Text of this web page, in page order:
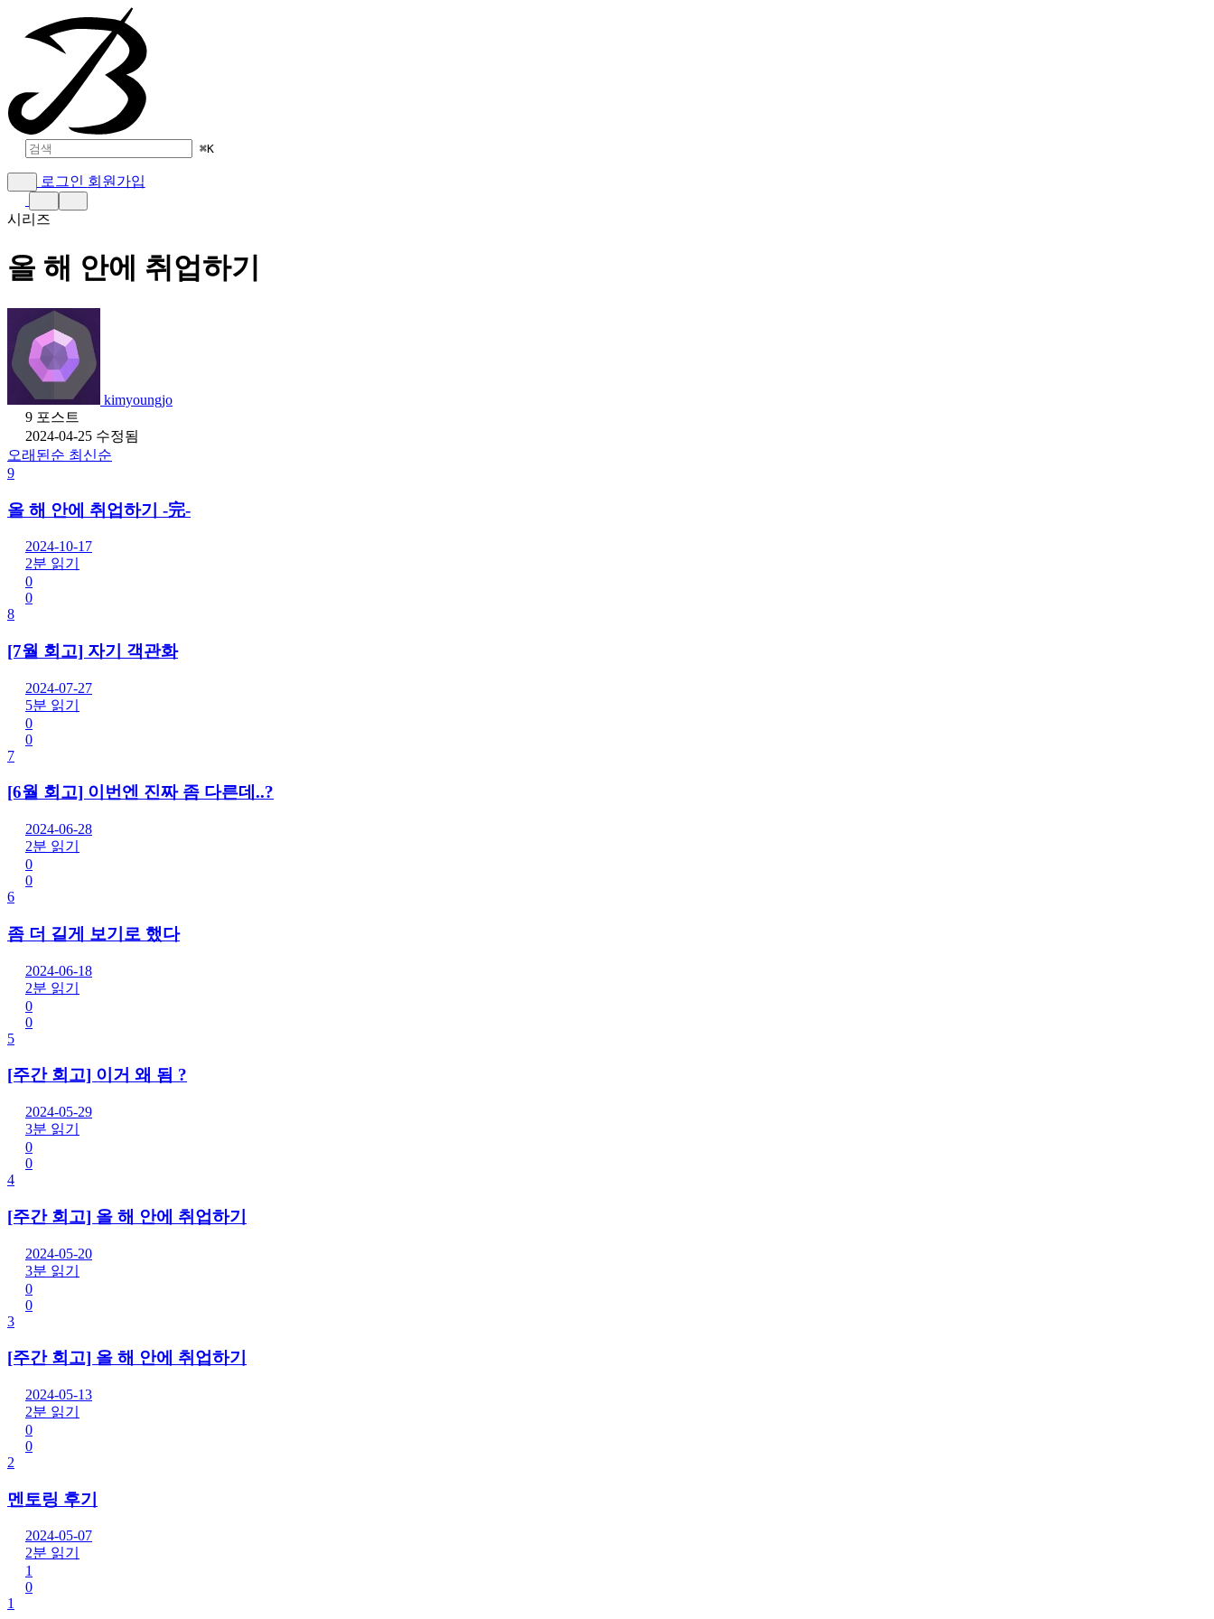
⌘K
로그인 회원가입
시리즈
올 해 안에 취업하기
kimyoungjo
9 포스트
2024-04-25 수정됨
오래된순 최신순
9
올 해 안에 취업하기 -完-
2024-10-17
2분 읽기
0
0
8
[7월 회고] 자기 객관화
2024-07-27
5분 읽기
0
0
7
[6월 회고] 이번엔 진짜 좀 다른데..?
2024-06-28
2분 읽기
0
0
6
좀 더 길게 보기로 했다
2024-06-18
2분 읽기
0
0
5
[주간 회고] 이거 왜 됨 ?
2024-05-29
3분 읽기
0
0
4
[주간 회고] 올 해 안에 취업하기
2024-05-20
3분 읽기
0
0
3
[주간 회고] 올 해 안에 취업하기
2024-05-13
2분 읽기
0
0
2
멘토링 후기
2024-05-07
2분 읽기
1
0
1